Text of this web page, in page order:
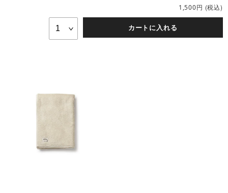
1,500円 (税込)
カートに入れる